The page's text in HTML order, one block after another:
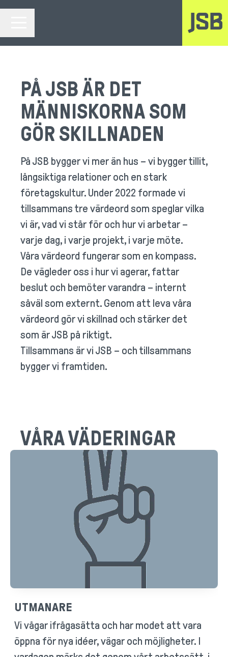
PÅ JSB ÄR DET
MÄNNISKORNA SOM
GÖR SKILLNADEN
På JSB bygger vi mer än hus – vi bygger tillit,
långsiktiga relationer och en stark
företagskultur. Under 2022 formade vi
tillsammans tre värdeord som speglar vilka
vi är, vad vi står för och hur vi arbetar –
varje dag, i varje projekt, i varje möte.
Våra värdeord fungerar som en kompass.
De vägleder oss i hur vi agerar, fattar
beslut och bemöter varandra – internt
såväl som externt. Genom att leva våra
värdeord gör vi skillnad och stärker det
som är JSB på riktigt.
Tillsammans är vi JSB – och tillsammans
bygger vi framtiden.
VÅRA VÄDERINGAR
UTMANARE
Vi vågar ifrågasätta och har modet att vara
öppna för nya idéer, vägar och möjligheter. I